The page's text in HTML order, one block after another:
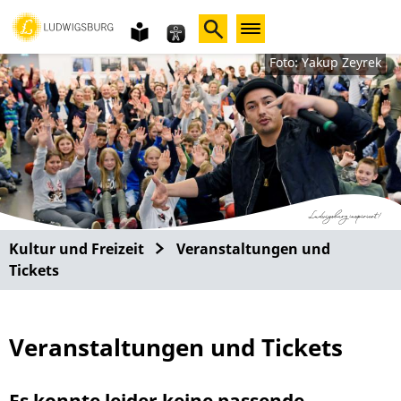
Gebärdensprache
leichte
Sprache Foto: Yakup Zeyrek
Kultur und Freizeit
Veranstaltungen und
Tickets
Veranstaltungen und Tickets